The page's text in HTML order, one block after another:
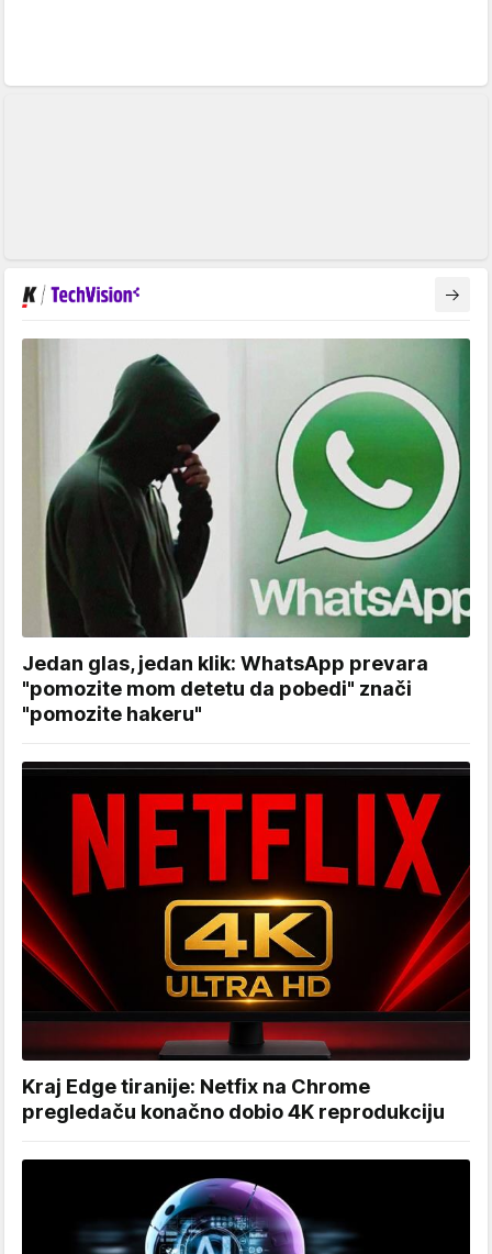
Jedan glas, jedan klik: WhatsApp prevara
"pomozite mom detetu da pobedi" znači
"pomozite hakeru"
Kraj Edge tiranije: Netfix na Chrome
pregledaču konačno dobio 4K reprodukciju